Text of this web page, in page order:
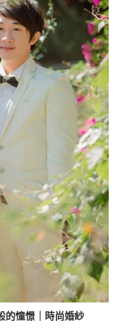
的憧憬｜時尚婚紗